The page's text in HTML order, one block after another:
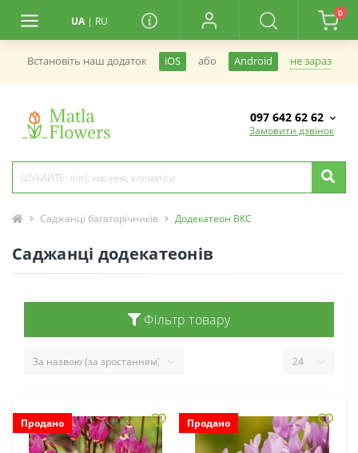
UA | RU
0
Встановiть наш додаток iOS або Android не зараз
097 642 62 62
Замовити дзвінок
Саджанці багаторічників Додекатеон ВКС
Саджанці додекатеонів
Фільтр товару
Продано Продано